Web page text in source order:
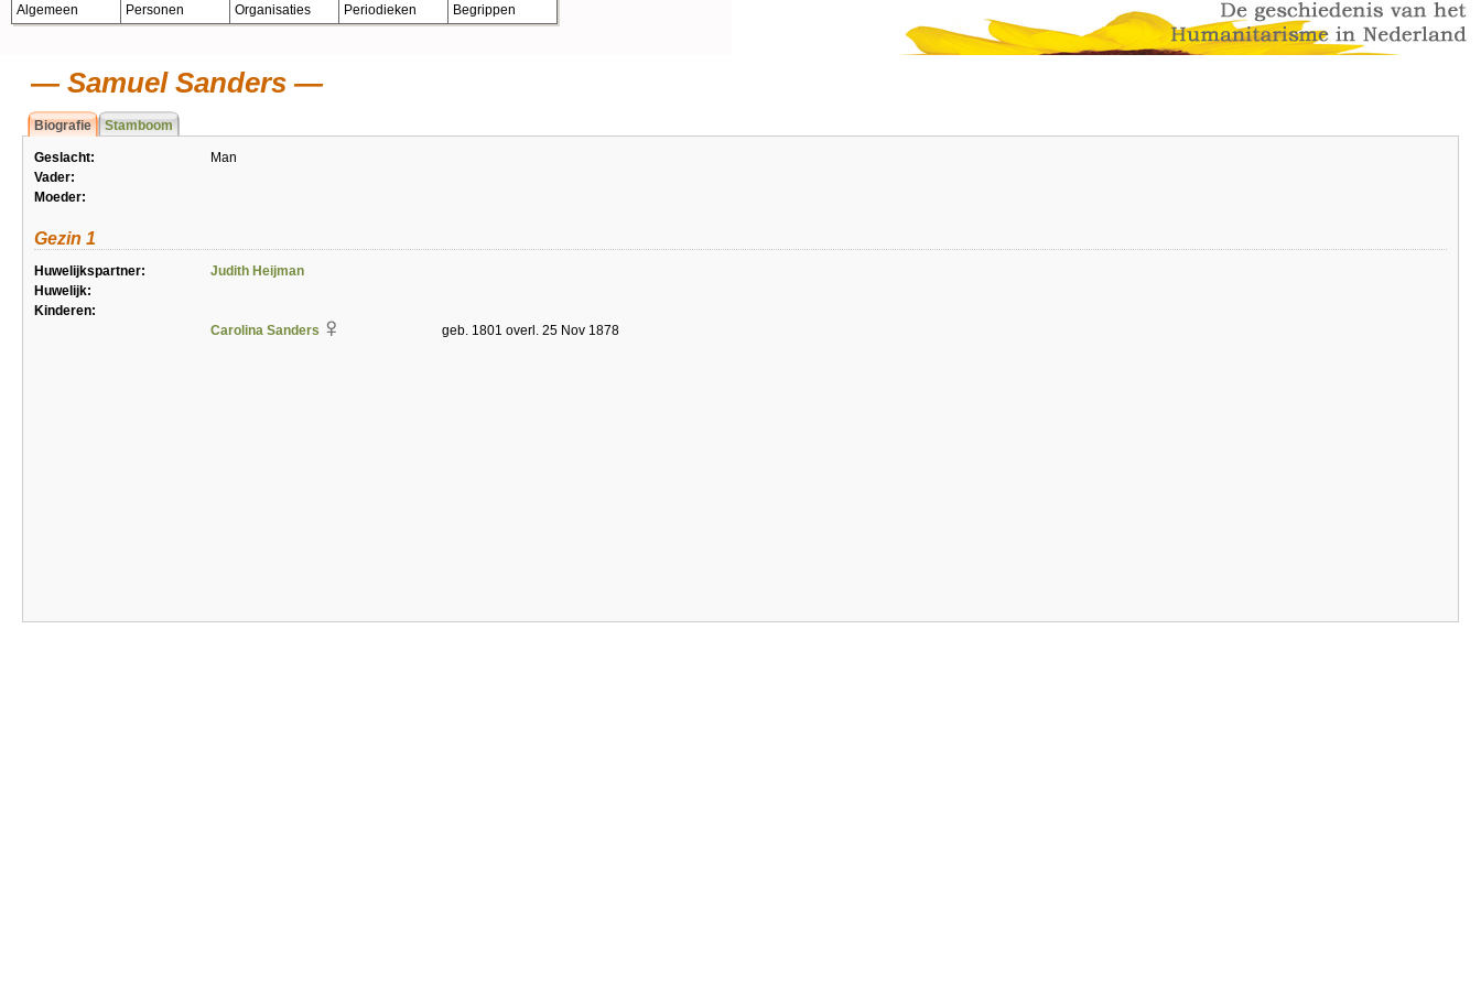
Algemeen Personen Organisaties Periodieken Begrippen
Samuel Sanders
Biografie Stamboom
Geslacht:
Man
Vader:
Moeder:
Gezin 1
Huwelijkspartner:
Judith Heijman
Huwelijk:
Kinderen:
Carolina Sanders
geb. 1801 overl. 25 Nov 1878